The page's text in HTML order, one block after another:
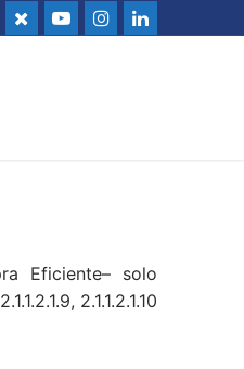
Eficiente– solo
2.1.1.2.1.10